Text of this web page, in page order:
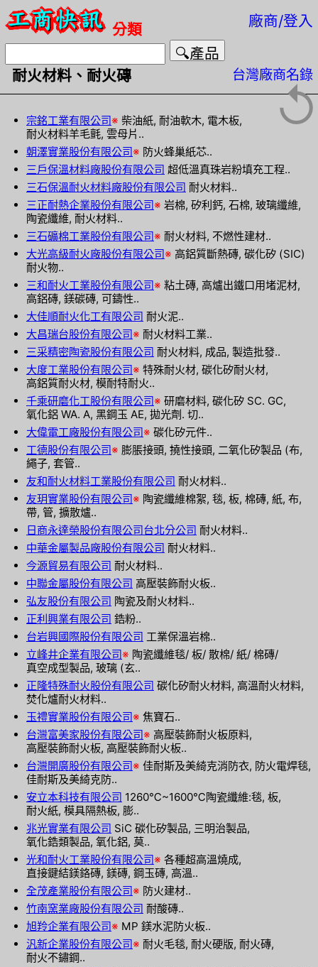
分類 廠商/登入
耐火材料、耐火磚 台灣廠商名錄
宗銘工業有限公司※ 柴油紙, 耐油軟木, 電木板,
耐火材料羊毛氈, 雲母片..
朝澤實業股份有限公司※ 防火蜂巢紙芯..
三戶保溫材料廠股份有限公司 超低溫真珠岩粉填充工程..
三石保溫耐火材料廠股份有限公司 耐火材料..
三正耐熱企業股份有限公司※ 岩棉, 矽利鈣, 石棉, 玻璃纖維,
陶瓷纖維, 耐火材料..
三石礦棉工業股份有限公司※ 耐火材料, 不燃性建材..
大光高級耐火廠股份有限公司※ 高鋁質斷熱磚, 碳化矽 (SIC)
耐火物..
三和耐火工業股份有限公司※ 粘土磚, 高爐出鐵口用堵泥材,
高鋁磚, 鎂碳磚, 可鑄性..
大佳順耐火化工有限公司 耐火泥..
大昌瑞台股份有限公司※ 耐火材料工業..
三采精密陶瓷股份有限公司 耐火材料, 成品, 製造批發..
大度工業股份有限公司※ 特殊耐火材, 碳化矽耐火材,
高鋁質耐火材, 模耐特耐火..
千乘研磨化工股份有限公司※ 研磨材料, 碳化矽 SC. GC,
氧化鋁 WA. A, 黑鋼玉 AE, 拋光劑. 切..
大偉電工廠股份有限公司※ 碳化矽元件..
工德股份有限公司※ 膨脹接頭, 撓性接頭, 二氧化矽製品 (布,
繩子, 套管..
友和耐火材料工業股份有限公司 耐火材料..
友玥實業股份有限公司※ 陶瓷纖維棉絮, 毯, 板, 棉磚, 紙, 布,
帶, 管, 擴散爐..
日商永達榮股份有限公司台北分公司 耐火材料..
中華金屬製品廠股份有限公司 耐火材料..
今源貿易有限公司 耐火材料..
中聯金屬股份有限公司 高壓裝飾耐火板..
弘友股份有限公司 陶瓷及耐火材料..
正利興業有限公司 鋯粉..
台岩興國際股份有限公司 工業保溫岩棉..
立峰井企業有限公司※ 陶瓷纖維毯/ 板/ 散棉/ 紙/ 棉磚/
真空成型製品, 玻璃 (玄..
正隆特殊耐火股份有限公司 碳化矽耐火材料, 高溫耐火材料,
焚化爐耐火材料..
玉禮實業股份有限公司※ 焦寶石..
台灣富美家股份有限公司※ 高壓裝飾耐火板原料,
高壓裝飾耐火板, 高壓裝飾耐火板..
台灣開廣股份有限公司※ 佳耐斯及美綺克消防衣, 防火電焊毯,
佳耐斯及美綺克防..
安立本科技有限公司 1260℃~1600℃陶瓷纖維:毯, 板,
耐火紙, 模具隔熱板, 膨..
兆光實業有限公司 SiC 碳化矽製品, 三明治製品,
氧化鋯類製品, 氧化鋁, 莫..
光和耐火工業股份有限公司※ 各種超高溫燒成,
直接鍵結鎂鉻磚, 鎂磚, 鋼玉磚, 高溫..
全茂產業股份有限公司※ 防火建材..
竹南窯業廠股份有限公司 耐酸磚..
旭羚企業有限公司※ MP 鎂水泥防火板..
汎新企業股份有限公司※ 耐火毛毯, 耐火硬版, 耐火磚,
耐火不鏽鋼..
↺